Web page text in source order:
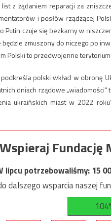
list z żądaniem reparacji za
i posłów rządzącej
czuje się bezkarny w
zmuszony do niczego po
Polski to przedwojenne terytorium
polski wkład w obronę
dniach rządowe
ukraińskich miast w 2022
Wspieraj Fundację
lipcu potrzebowaliśmy:15
dalszego wsparcia naszej